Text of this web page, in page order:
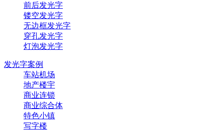
前后发光字
镂空发光字
无边框发光字
穿孔发光字
灯泡发光字
发光字案例
车站机场
地产楼宇
商业连锁
商业综合体
特色小镇
写字楼